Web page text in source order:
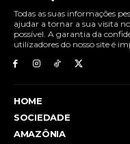
Todas as suas informações
ajudar a tornar a sua visita
possível. A garantia da
utilizadores do nosso site é
HOME
SOCIEDADE
AMAZÔNIA